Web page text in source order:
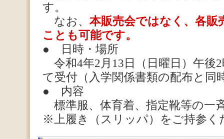
す。
なお、 本販売会ではなく、各販
ことも可能です。
● 日時・場所
令和4年2月13日（日曜日）午
て受付（入学関係書類の配布と同
● 内容
標準服、体育着、指定靴等の一
※上履き（スリッパ）をご持参く